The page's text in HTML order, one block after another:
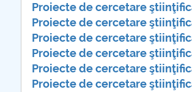
Proiecte de cercetare
Proiecte de cercetare
Proiecte de cercetare
Proiecte de cercetare
Proiecte de cercetare
Proiecte de cercetare